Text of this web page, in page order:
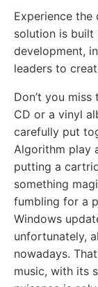
Experience
solution is built
development,
leaders to
Don’t you
CD or a vinyl
carefully put
Algorithm play
putting a
something
fumbling for a
Windows
unfortunately,
nowadays.
music, with its